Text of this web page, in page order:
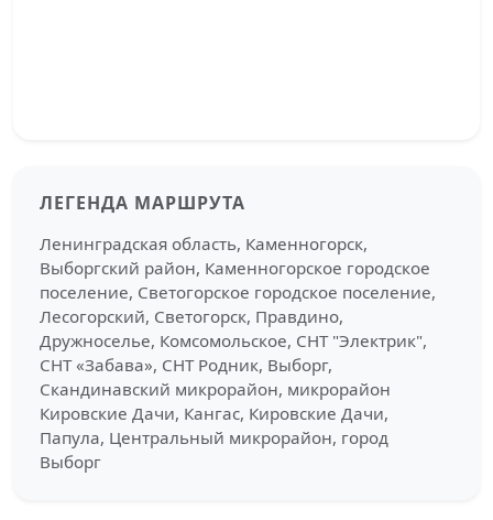
ЛЕГЕНДА МАРШРУТА
Ленинградская область, Каменногорск,
Выборгский район, Каменногорское городское
поселение, Светогорское городское поселение,
Лесогорский, Светогорск, Правдино,
Дружноселье, Комсомольское, СНТ "Электрик",
СНТ «Забава», СНТ Родник, Выборг,
Скандинавский микрорайон, микрорайон
Кировские Дачи, Кангас, Кировские Дачи,
Папула, Центральный микрорайон, город
Выборг